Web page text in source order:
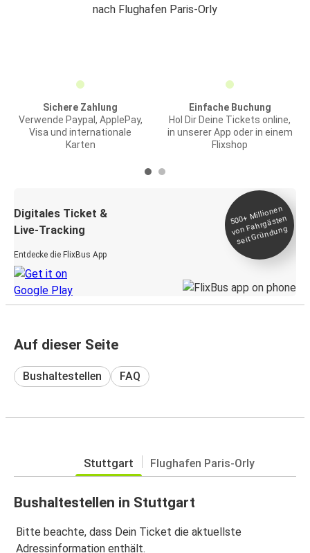
nach Flughafen Paris-Orly
Sichere Zahlung
Verwende Paypal, ApplePay,
Visa und internationale
Karten
Einfache Buchung
Hol Dir Deine Tickets online,
in unserer App oder in einem
Flixshop
Digitales Ticket &
Live-Tracking
Entdecke die FlixBus App
500+
Millionen
von Fahrgästen
seit
Gründung
Auf dieser Seite
Bushaltestellen FAQ
Stuttgart Flughafen Paris-Orly
Bushaltestellen in Stuttgart
Bitte beachte, dass Dein Ticket die aktuellste
Adressinformation enthält.